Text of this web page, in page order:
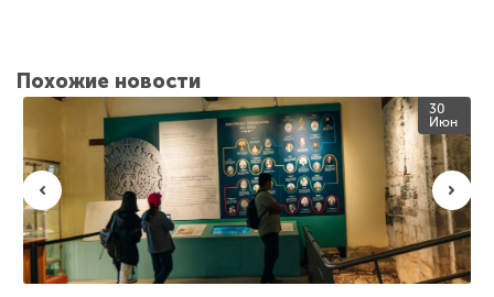
Похожие новости
30
Июн